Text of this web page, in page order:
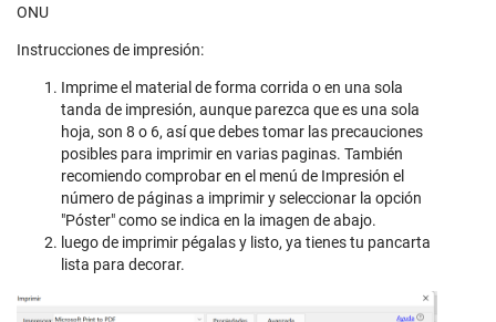
ONU
Instrucciones de impresión:
Imprime el material de forma corrida o en una sola
tanda de impresión, aunque parezca que es una sola
hoja, son 8 o 6, así que debes tomar las precauciones
posibles para imprimir en varias paginas. También
recomiendo comprobar en el menú de Impresión el
número de páginas a imprimir y seleccionar la opción
"Póster" como se indica en la imagen de abajo.
luego de imprimir pégalas y listo, ya tienes tu pancarta
lista para decorar.